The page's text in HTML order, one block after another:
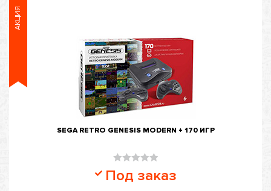
АКЦИЯ
SEGA RETRO GENESIS MODERN + 170 ИГР
Оценка
0
Под заказ